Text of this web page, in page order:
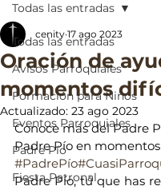
Todas las entradas
Avisos Parroquiales
Formación para Niños
Eventos Parroquiales
Padre Pío
Fiesta Patronal
Todas las entradas
Oración de
momentos
cenity 17 ago 2023
Actualizado: 23 ago 2023
Conoce más del Padre
Padre Pío en
#PadrePío
Padre Pío, tú que has